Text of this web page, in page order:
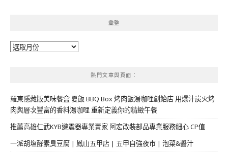
彙整
彙
熱門文章與頁面︰
羅東隱藏版美味餐盒 夏飯 BBQ Box 烤肉飯湯咖哩創始店 用爆汁炭火烤
肉與層次豐富的香料湯咖哩 重新定義你的精緻午餐
推薦高雄仁武KYB避震器專業賣家 阿宏改裝部品專業服務細心 CP值
一派胡塩酵素臭豆腐 | 鳳山五甲店 | 五甲自強夜市 | 泡菜&醬汁